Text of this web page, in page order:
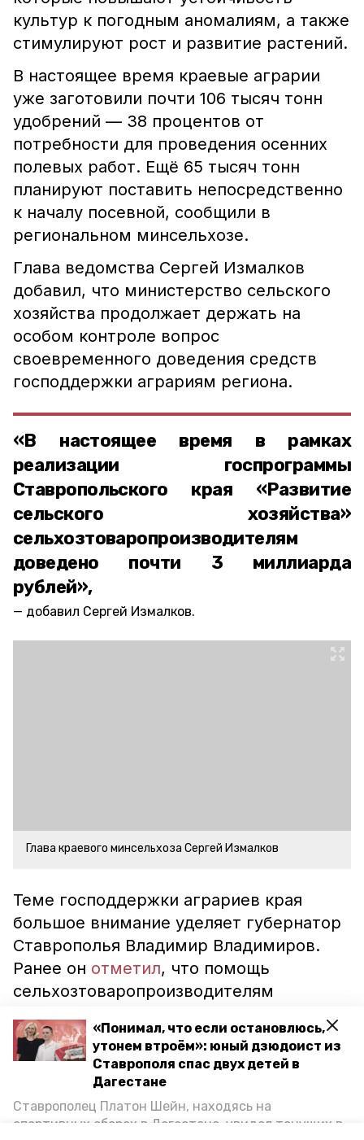
«Понимал, что если остановлюсь,
утонем втроём»: юный дзюдоист из
Ставрополя спас двух детей в
Дагестане
Ставрополец Платон Шейн, находясь на
спортивных сборах в Дегестане, увидел тонущих в
культур к погодным аномалиям, а также
стимулируют рост и развитие растений.
В настоящее время краевые аграрии
уже заготовили почти 106 тысяч тонн
удобрений — 38 процентов от
потребности для проведения осенних
полевых работ. Ещё 65 тысяч тонн
планируют поставить непосредственно
к началу посевной, сообщили в
региональном минсельхозе.
Глава ведомства Сергей Измалков
добавил, что министерство сельского
хозяйства продолжает держать на
особом контроле вопрос
своевременного доведения средств
господдержки аграриям региона.
«В настоящее время в рамках
реализации госпрограммы
Ставропольского края «Развитие
сельского хозяйства»
сельхозтоваропроизводителям
доведено почти 3 миллиарда
рублей»,
добавил Сергей Измалков.
Глава краевого минсельхоза Сергей Измалков
Теме господдержки аграриев края
большое внимание уделяет губернатор
Ставрополья Владимир Владимиров.
Ранее он отметил, что помощь
сельхозтоваропроизводителям
продовольственную безопасность
не только в регионе, но и во всей
ставропольский край ставрополь